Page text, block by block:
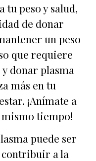
tu peso y salud,
de donar
un peso
que requiere
donar plasma
más en tu
¡Anímate a
tiempo!
puede ser
a la